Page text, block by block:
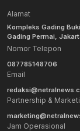
Alamat
Kompleks Gading
Gading Permai,
Nomor Telepon
087785148706
Email
Partnership &
Jam Operasional